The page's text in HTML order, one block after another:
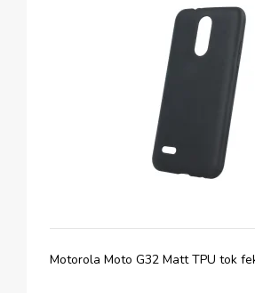
Motorola Moto G32 Matt TPU tok